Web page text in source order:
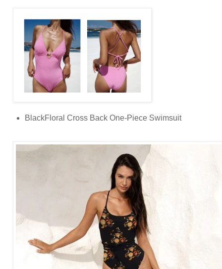
BlackFloral Cross Back One-Piece Swimsuit